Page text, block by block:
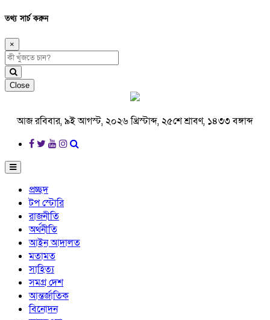
তথ্য সার্চ করুন
×
Close
আজ রবিবার, ৯ই আগস্ট, ২০২৬ খ্রিস্টাব্দ, ২৫শে শ্রাবণ, ১৪৩৩ বঙ্গাব্দ
প্রচ্ছদ
টপ স্টোরি
রাজনীতি
অর্থনীতি
আইন আদালত
মতামত
সাহিত্য
সমগ্র দেশ
আন্তর্জাতিক
বিনোদন